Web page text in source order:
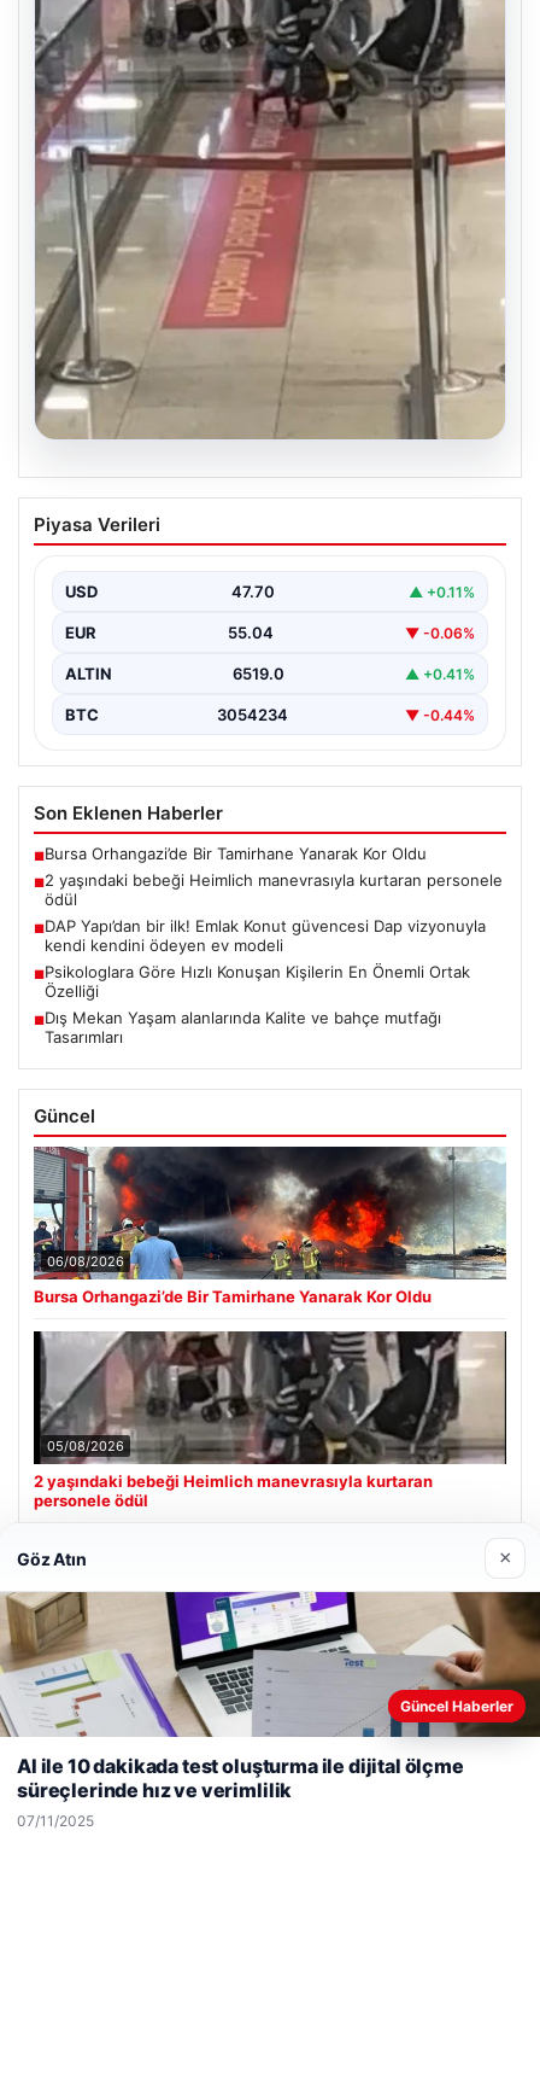
05.08.2026
2 yaşındaki bebeği Heimlich
manevrasıyla kurtaran personele ödül
Kurtaran Görevlilere Ödül Verildi”, “content”: “ İstanbul
Sabiha…
Piyasa Verileri
USD 47.70 ▲ +0.11%
EUR 55.04 ▼ -0.06%
ALTIN 6519.0 ▲ +0.41%
BTC 3054234 ▼ -0.44%
Son Eklenen Haberler
■Bursa Orhangazi’de Bir Tamirhane Yanarak Kor Oldu
■2 yaşındaki bebeği Heimlich manevrasıyla kurtaran personele
ödül
■DAP Yapı’dan bir ilk! Emlak Konut güvencesi Dap vizyonuyla
kendi kendini ödeyen ev modeli
■Psikologlara Göre Hızlı Konuşan Kişilerin En Önemli Ortak
Özelliği
■Dış Mekan Yaşam alanlarında Kalite ve bahçe mutfağı
Tasarımları
Güncel
06/08/2026
Bursa Orhangazi’de Bir Tamirhane Yanarak Kor Oldu
05/08/2026
2 yaşındaki bebeği Heimlich manevrasıyla kurtaran
personele ödül
Son Eklenen Firmalar
Web sitemizi nasıl kullandığınızı daha iyi anlayabilmek,
kullanıyoruz.Çerez Politikamız
Reddet
Göz Atın ×
Güncel Haberler
AI ile 10 dakikada test oluşturma ile dijital ölçme
süreçlerinde hız ve verimlilik
07/11/2025